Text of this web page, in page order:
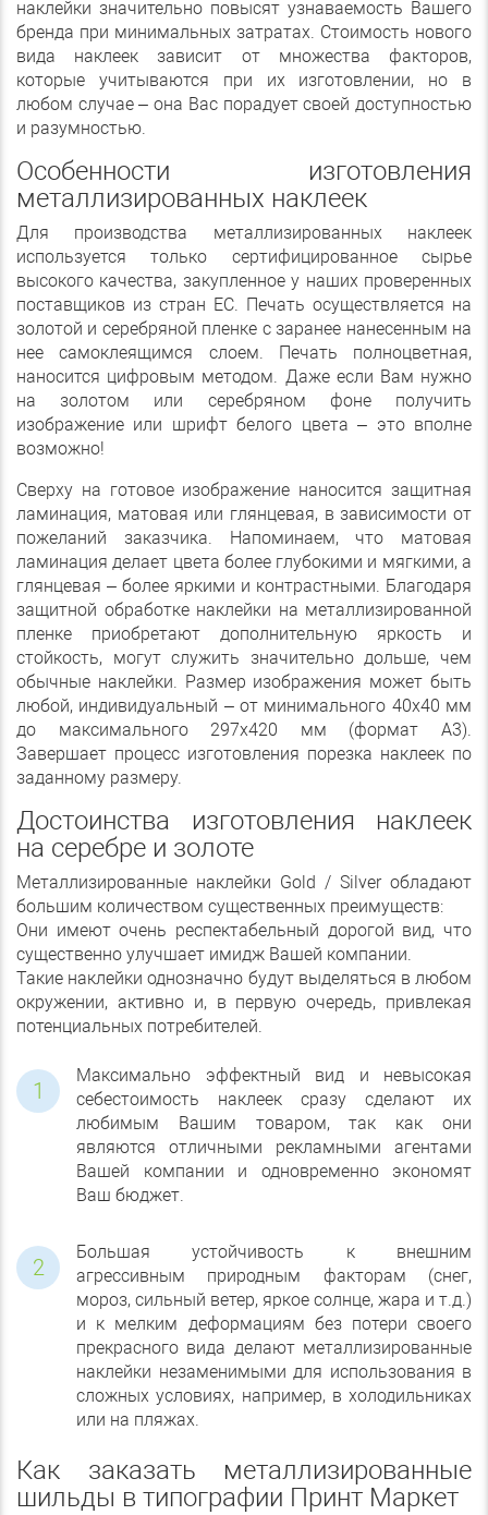
наклейки значительно повысят узнаваемость Вашего
бренда при минимальных затратах. Стоимость нового
вида наклеек зависит от множества факторов,
которые учитываются при их изготовлении, но в
любом случае – она Вас порадует своей доступностью
и разумностью.
Особенности изготовления
металлизированных наклеек
Для производства металлизированных наклеек
используется только сертифицированное сырье
высокого качества, закупленное у наших проверенных
поставщиков из стран ЕС. Печать осуществляется на
золотой и серебряной пленке с заранее нанесенным на
нее самоклеящимся слоем. Печать полноцветная,
наносится цифровым методом. Даже если Вам нужно
на золотом или серебряном фоне получить
изображение или шрифт белого цвета – это вполне
возможно!
Сверху на готовое изображение наносится защитная
ламинация, матовая или глянцевая, в зависимости от
пожеланий заказчика. Напоминаем, что матовая
ламинация делает цвета более глубокими и мягкими, а
глянцевая – более яркими и контрастными. Благодаря
защитной обработке наклейки на металлизированной
пленке приобретают дополнительную яркость и
стойкость, могут служить значительно дольше, чем
обычные наклейки. Размер изображения может быть
любой, индивидуальный – от минимального 40х40 мм
до максимального 297х420 мм (формат А3).
Завершает процесс изготовления порезка наклеек по
заданному размеру.
Достоинства изготовления наклеек
на серебре и золоте
Металлизированные наклейки Gold / Silver обладают
большим количеством существенных преимуществ:
Они имеют очень респектабельный дорогой вид, что
существенно улучшает имидж Вашей компании.
Такие наклейки однозначно будут выделяться в любом
окружении, активно и, в первую очередь, привлекая
потенциальных потребителей.
Максимально эффектный вид и невысокая
себестоимость наклеек сразу сделают их
любимым Вашим товаром, так как они
являются отличными рекламными агентами
Вашей компании и одновременно экономят
Ваш бюджет.
Большая устойчивость к внешним
агрессивным природным факторам (снег,
мороз, сильный ветер, яркое солнце, жара и т.д.)
и к мелким деформациям без потери своего
прекрасного вида делают металлизированные
наклейки незаменимыми для использования в
сложных условиях, например, в холодильниках
или на пляжах.
Как заказать металлизированные
шильды в типографии Принт Маркет